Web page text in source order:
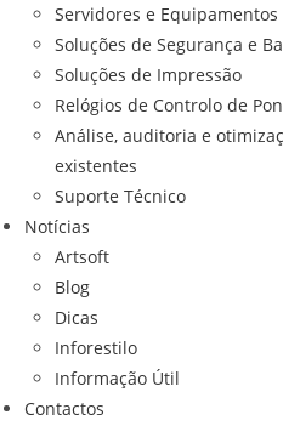
Servidores e Equipamentos
Soluções de Segurança e
Soluções de Impressão
Relógios de Controlo de
Análise, auditoria e
existentes
Suporte Técnico
Notícias
Artsoft
Blog
Dicas
Inforestilo
Informação Útil
Contactos